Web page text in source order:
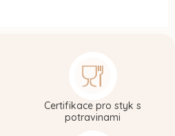
Certifikace pro styk s
potravinami